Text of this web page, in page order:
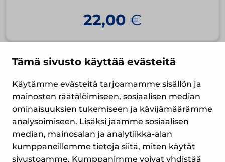
Tämä sivusto käyttää evästeitä
Käytämme evästeitä tarjoamamme sisällön ja
mainosten räätälöimiseen, sosiaalisen median
ominaisuuksien tukemiseen ja kävijämäärämme
analysoimiseen. Lisäksi jaamme sosiaalisen
median, mainosalan ja analytiikka-alan
kumppaneillemme tietoja siitä, miten käytät
sivustoamme. Kumppanimme voivat yhdistää
22,00 €
Yrityspiha 7
00390 Helsinki